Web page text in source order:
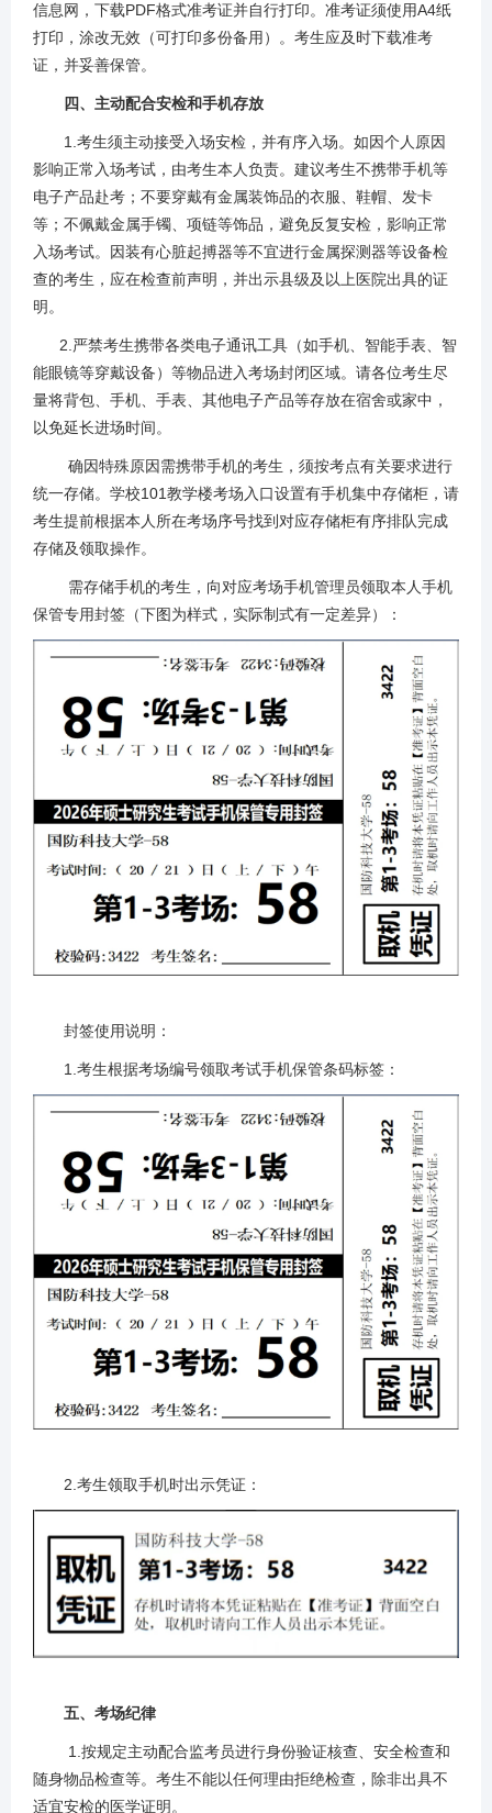
信息网，下载PDF格式准考证并自行打印。准考证须使用A4纸
打印，涂改无效（可打印多份备用）。考生应及时下载准考
证，并妥善保管。
四、 主动配合安检和手机存放
1.考生须主动接受入场安检，并有序入场。如因个人原因
影响正常入场考试，由考生本人负责。建议考生不携带手机等
电子产品赴考；不要穿戴有金属装饰品的衣服、鞋帽、发卡
等；不佩戴金属手镯、项链等饰品，避免反复安检，影响正常
入场考试。因装有心脏起搏器等不宜进行金属探测器等设备检
查的考生，应在检查前声明，并出示县级及以上医院出具的证
明。
2.严禁考生携带各类电子通讯工具（如手机、智能手表、智
能眼镜等穿戴设备）等物品进入考场封闭区域。请各位考生尽
量将背包、手机、手表、其他电子产品等存放在宿舍或家中，
以免延长进场时间。
确因特殊原因需携带手机的考生，须按考点有关要求进行
统一存储。学校101教学楼考场入口设置有手机集中存储柜，请
考生提前根据本人所在考场序号找到对应存储柜有序排队完成
存储及领取操作。
需存储手机的考生，向对应考场手机管理员领取本人手机
保管专用封签（下图为样式，实际制式有一定差异）：
封签使用说明：
1.考生根据考场编号领取考试手机保管条码标签：
2.考生领取手机时出示凭证：
五、考场纪律
1.按规定主动配合监考员进行身份验证核查、安全检查和
随身物品检查等。考生不能以任何理由拒绝检查，除非出具不
适宜安检的医学证明 。